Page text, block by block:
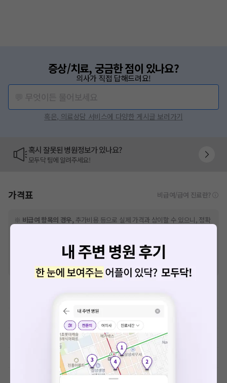
증상/치료, 궁금한 점이 있나요?
의사가 직접 답해드려요!
혹은, 의료상담 서비스에 다양한 게시글 보러가기
혹시 잘못된 병원정보가 있나요?
모두닥 팀에 알려주세요!
가격표 비급여/급여 진료란?
※ 비급여 항목의 경우, 추가비용 등으로 실제 가격과 상이할 수 있으니, 정확
격입니다. (진료와 연관된 복합적인 비용이 추가되어, 병원마다 금액이 다르게
산정될 수 있는 점 참고 바랍니다.)
※ 이벤트가, 할인가는VAT 포함
초음파 검사료(기본초음파)